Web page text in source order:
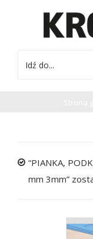
Idź do...
“PIANKA,
mm 3mm”